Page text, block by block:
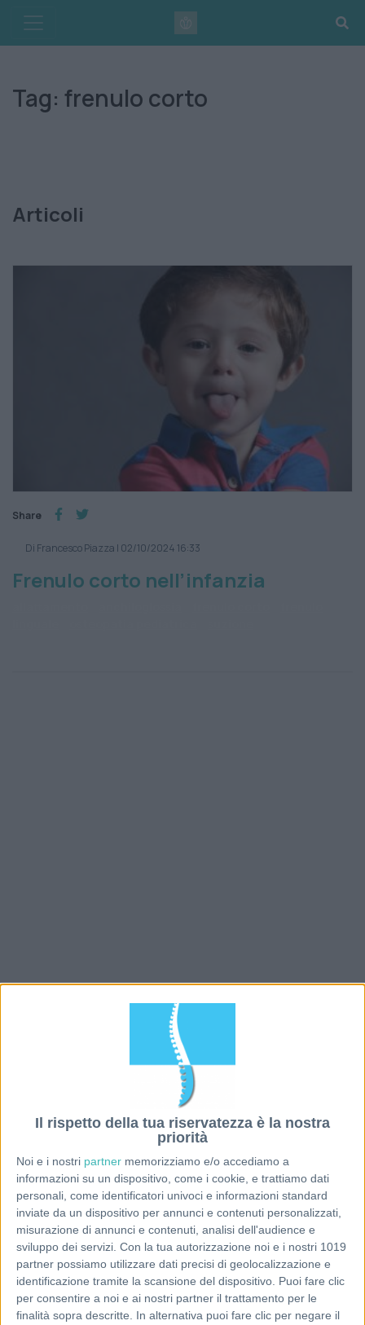
Il rispetto della tua riservatezza è la nostra
priorità
Noi e i nostri partner memorizziamo e/o accediamo a
informazioni su un dispositivo, come i cookie, e trattiamo dati
personali, come identificatori univoci e informazioni standard
inviate da un dispositivo per annunci e contenuti personalizzati,
misurazione di annunci e contenuti, analisi dell'audience e
sviluppo dei servizi. Con la tua autorizzazione noi e i nostri 1019
partner possiamo utilizzare dati precisi di geolocalizzazione e
identificazione tramite la scansione del dispositivo. Puoi fare clic
per consentire a noi e ai nostri partner il trattamento per le
finalità sopra descritte. In alternativa puoi fare clic per negare il
content
Tag: frenulo corto
Articoli
Share
Di Francesco Piazza | 02/10/2024 16:33
Frenulo corto nell’infanzia